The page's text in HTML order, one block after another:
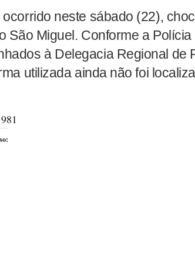
ocorrido neste sábado (22),
São Miguel. Conforme a
à Delegacia Regional de
utilizada ainda não foi